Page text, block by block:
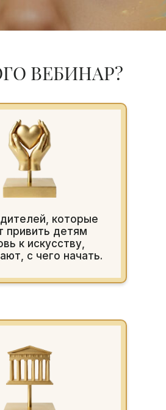
ВЕБИНАР?
которые
привить детям
к искусству,
с чего начать.